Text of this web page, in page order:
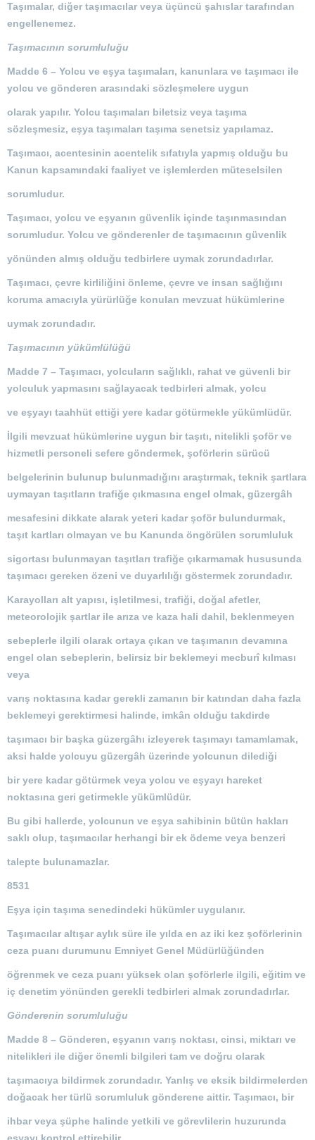
Taşımalar, diğer taşımacılar veya üçüncü şahıslar tarafından
engellenemez.
Taşımacının sorumluluğu
Madde 6 – Yolcu ve eşya taşımaları, kanunlara ve taşımacı ile
yolcu ve gönderen arasındaki sözleşmelere uygun
olarak yapılır. Yolcu taşımaları biletsiz veya taşıma
sözleşmesiz, eşya taşımaları taşıma senetsiz yapılamaz.
Taşımacı, acentesinin acentelik sıfatıyla yapmış olduğu bu
Kanun kapsamındaki faaliyet ve işlemlerden müteselsilen
sorumludur.
Taşımacı, yolcu ve eşyanın güvenlik içinde taşınmasından
sorumludur. Yolcu ve gönderenler de taşımacının güvenlik
yönünden almış olduğu tedbirlere uymak zorundadırlar.
Taşımacı, çevre kirliliğini önleme, çevre ve insan sağlığını
koruma amacıyla yürürlüğe konulan mevzuat hükümlerine
uymak zorundadır.
Taşımacının yükümlülüğü
Madde 7 – Taşımacı, yolcuların sağlıklı, rahat ve güvenli bir
yolculuk yapmasını sağlayacak tedbirleri almak, yolcu
ve eşyayı taahhüt ettiği yere kadar götürmekle yükümlüdür.
İlgili mevzuat hükümlerine uygun bir taşıtı, nitelikli şoför ve
hizmetli personeli sefere göndermek, şoförlerin sürücü
belgelerinin bulunup bulunmadığını araştırmak, teknik şartlara
uymayan taşıtların trafiğe çıkmasına engel olmak, güzergâh
mesafesini dikkate alarak yeteri kadar şoför bulundurmak,
taşıt kartları olmayan ve bu Kanunda öngörülen sorumluluk
sigortası bulunmayan taşıtları trafiğe çıkarmamak hususunda
taşımacı gereken özeni ve duyarlılığı göstermek zorundadır.
Karayolları alt yapısı, işletilmesi, trafiği, doğal afetler,
meteorolojik şartlar ile arıza ve kaza hali dahil, beklenmeyen
sebeplerle ilgili olarak ortaya çıkan ve taşımanın devamına
engel olan sebeplerin, belirsiz bir beklemeyi mecburî kılması
veya
varış noktasına kadar gerekli zamanın bir katından daha fazla
beklemeyi gerektirmesi halinde, imkân olduğu takdirde
taşımacı bir başka güzergâhı izleyerek taşımayı tamamlamak,
aksi halde yolcuyu güzergâh üzerinde yolcunun dilediği
bir yere kadar götürmek veya yolcu ve eşyayı hareket
noktasına geri getirmekle yükümlüdür.
Bu gibi hallerde, yolcunun ve eşya sahibinin bütün hakları
saklı olup, taşımacılar herhangi bir ek ödeme veya benzeri
talepte bulunamazlar.
8531
Eşya için taşıma senedindeki hükümler uygulanır.
Taşımacılar altışar aylık süre ile yılda en az iki kez şoförlerinin
ceza puanı durumunu Emniyet Genel Müdürlüğünden
öğrenmek ve ceza puanı yüksek olan şoförlerle ilgili, eğitim ve
iç denetim yönünden gerekli tedbirleri almak zorundadırlar.
Gönderenin sorumluluğu
Madde 8 – Gönderen, eşyanın varış noktası, cinsi, miktarı ve
nitelikleri ile diğer önemli bilgileri tam ve doğru olarak
taşımacıya bildirmek zorundadır. Yanlış ve eksik bildirmelerden
doğacak her türlü sorumluluk gönderene aittir. Taşımacı, bir
ihbar veya şüphe halinde yetkili ve görevlilerin huzurunda